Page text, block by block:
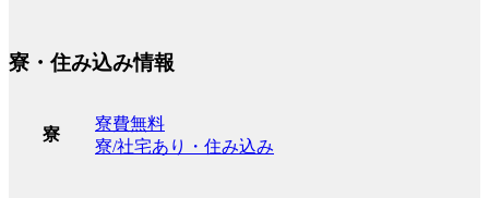
寮・住み込み情報
寮
寮費無料
寮/社宅あり・住み込み